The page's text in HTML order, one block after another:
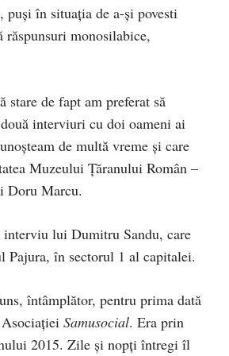
puși în situația de a-și povesti
răspunsuri monosilabice,
stare de fapt am preferat să
interviuri cu doi oameni ai
de multă vreme și care
Muzeului Țăranului Român –
Doru Marcu.
lui Dumitru Sandu, care
Pajura, în sectorul 1 al capitalei.
întâmplător, pentru prima dată
Samusocial. Era prin
2015. Zile și nopți întregi îl